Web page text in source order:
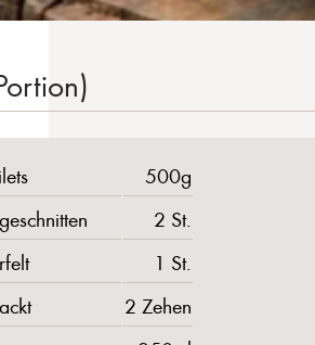
500g
2 St.
1 St.
2 Zehen